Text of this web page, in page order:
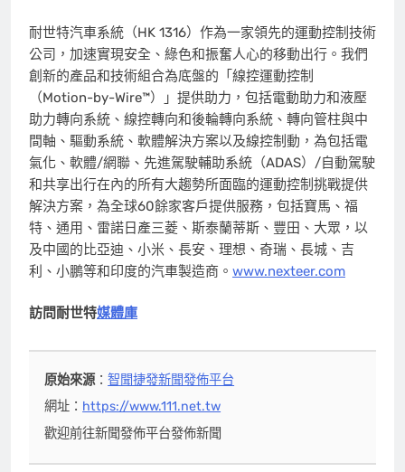
耐世特汽車系統（HK 1316）作為一家領先的運動控制技術
公司，加速實現安全、綠色和振奮人心的移動出行。我們
創新的產品和技術組合為底盤的「線控運動控制
（Motion-by-Wire™）」提供助力，包括電動助力和液壓
助力轉向系統、線控轉向和後輪轉向系統、轉向管柱與中
間軸、驅動系統、軟體解決方案以及線控制動，為包括電
氣化、軟體/網聯、先進駕駛輔助系統（ADAS）/自動駕駛
和共享出行在內的所有大趨勢所面臨的運動控制挑戰提供
解決方案，為全球60餘家客戶提供服務，包括寶馬、福
特、通用、雷諾日產三菱、斯泰蘭蒂斯、豐田、大眾，以
及中國的比亞迪、小米、長安、理想、奇瑞、長城、吉
利、小鵬等和印度的汽車製造商。 www.nexteer.com
訪問耐世特媒體庫
原始來源：智聞捷發新聞發佈平台
網址： https://www.111.net.tw
歡迎前往新聞發佈平台發佈新聞